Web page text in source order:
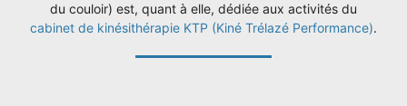
du couloir) est, quant à elle, dédiée aux activités du
cabinet de kinésithérapie KTP (Kiné Trélazé Performance).